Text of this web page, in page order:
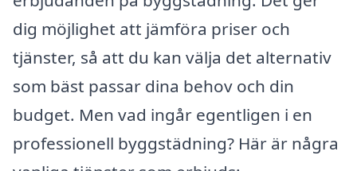
dig möjlighet att jämföra priser och
tjänster, så att du kan välja det alternativ
som bäst passar dina behov och din
budget. Men vad ingår egentligen i en
professionell byggstädning? Här är några